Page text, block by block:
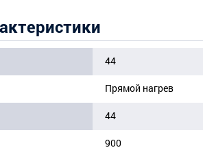
44
Прямой нагрев
44
900